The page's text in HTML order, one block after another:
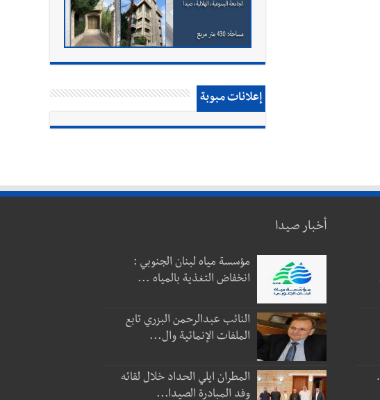
إعلانات مبوبة
أخبار صيدا
مؤسسة مياه لبنان الجنوبي :
انخفاض التغذية بالمياه ...
النائب عبدالرحمن البزري تابع
الملفات الإنمائية وال...
المطران ايلي الحداد خلال لقائه
وفد المبادرة الصيدا...